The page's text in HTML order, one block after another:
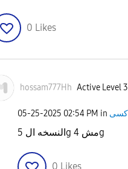
0 Likes
hossam777Hh Active Level 3
‎05-25-2025 02:54 PM in
النسخه ال 5g مش 4g
0 Likes